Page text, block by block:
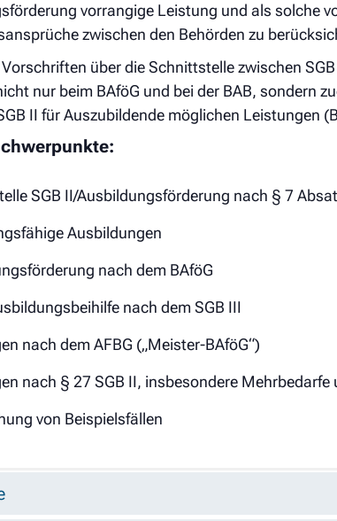
vorrangige Leistung und als solche
zwischen den Behörden zu
über die Schnittstelle zwischen
nur beim BAföG und bei der BAB, sondern
II für Auszubildende möglichen Leistungen
SGB II/Ausbildungsförderung nach § 7
Ausbildungen
nach dem BAföG
nach dem SGB III
nach dem AFBG („Meister-BAföG“)
nach § 27 SGB II, insbesondere
von Beispielsfällen